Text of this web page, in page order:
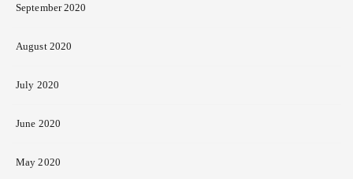
September 2020
August 2020
July 2020
June 2020
May 2020